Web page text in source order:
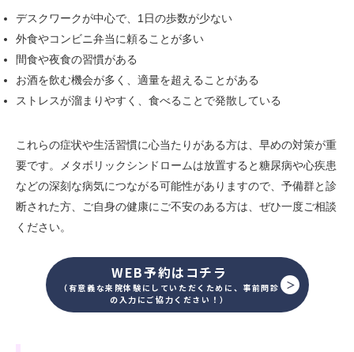
デスクワークが中心で、1日の歩数が少ない
外食やコンビニ弁当に頼ることが多い
間食や夜食の習慣がある
お酒を飲む機会が多く、適量を超えることがある
ストレスが溜まりやすく、食べることで発散している
これらの症状や生活習慣に心当たりがある方は、早めの対策が重
要です。メタボリックシンドロームは放置すると糖尿病や心疾患
などの深刻な病気につながる可能性がありますので、予備群と診
断された方、ご自身の健康にご不安のある方は、ぜひ一度ご相談
ください。
WEB予約はコチラ
（有意義な来院体験にしていただくために、事前問診
の入力にご協力ください！）